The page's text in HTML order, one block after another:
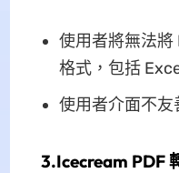
使用者將無法將
格式，包括
使用者介面不友
3.Icecream PDF